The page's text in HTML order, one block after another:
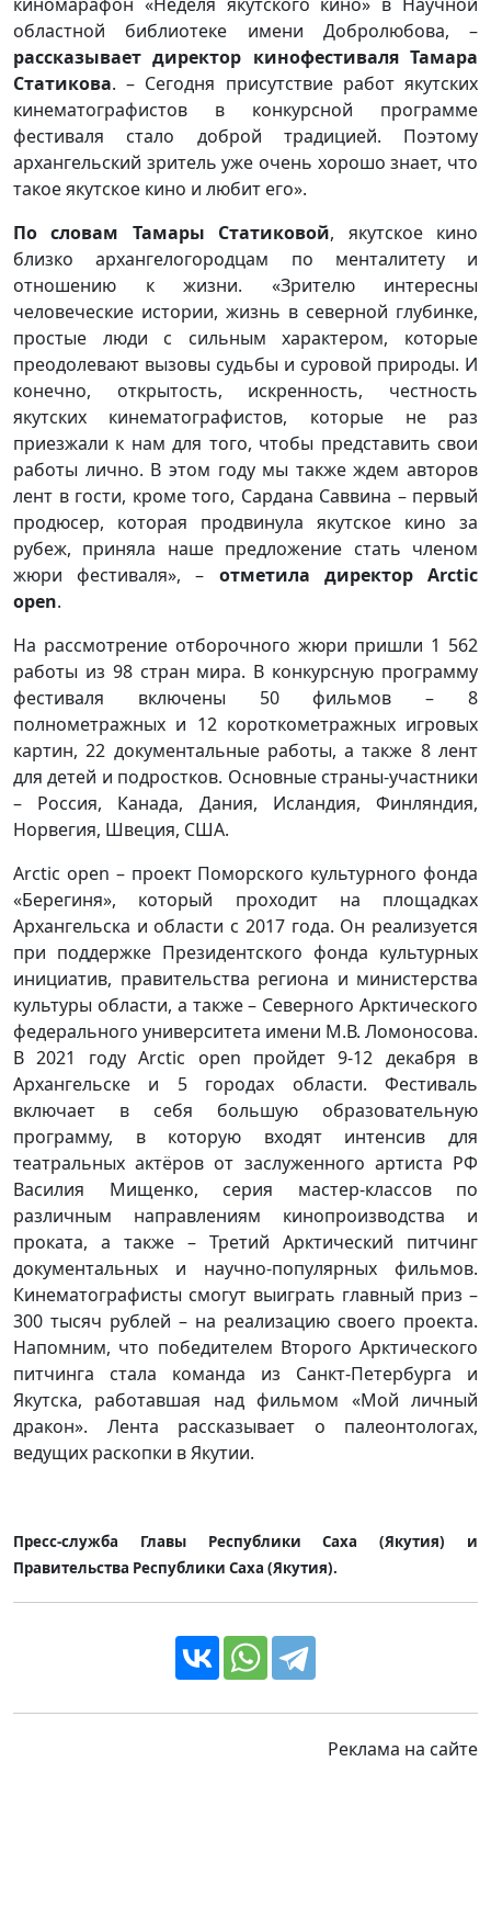
областной библиотеке имени Добролюбова, –
рассказывает директор кинофестиваля Тамара
Статикова. – Сегодня присутствие работ якутских
кинематографистов в конкурсной программе
фестиваля стало доброй традицией. Поэтому
архангельский зритель уже очень хорошо знает, что
такое якутское кино и любит его».
По словам Тамары Статиковой, якутское кино
близко архангелогородцам по менталитету и
отношению к жизни. «Зрителю интересны
человеческие истории, жизнь в северной глубинке,
простые люди с сильным характером, которые
преодолевают вызовы судьбы и суровой природы. И
конечно, открытость, искренность, честность
якутских кинематографистов, которые не раз
приезжали к нам для того, чтобы представить свои
работы лично. В этом году мы также ждем авторов
лент в гости, кроме того, Сардана Саввина – первый
продюсер, которая продвинула якутское кино за
рубеж, приняла наше предложение стать членом
жюри фестиваля», – отметила директор Arctic
open.
На рассмотрение отборочного жюри пришли 1 562
работы из 98 стран мира. В конкурсную программу
фестиваля включены 50 фильмов – 8
полнометражных и 12 короткометражных игровых
картин, 22 документальные работы, а также 8 лент
для детей и подростков. Основные страны-участники
– Россия, Канада, Дания, Исландия, Финляндия,
Норвегия, Швеция, США.
Arctic open – проект Поморского культурного фонда
«Берегиня», который проходит на площадках
Архангельска и области с 2017 года. Он реализуется
при поддержке Президентского фонда культурных
инициатив, правительства региона и министерства
культуры области, а также – Северного Арктического
федерального университета имени М.В. Ломоносова.
В 2021 году Arctic open пройдет 9-12 декабря в
Архангельске и 5 городах области. Фестиваль
включает в себя большую образовательную
программу, в которую входят интенсив для
театральных актёров от заслуженного артиста РФ
Василия Мищенко, серия мастер-классов по
различным направлениям кинопроизводства и
проката, а также – Третий Арктический питчинг
документальных и научно-популярных фильмов.
Кинематографисты смогут выиграть главный приз –
300 тысяч рублей – на реализацию своего проекта.
Напомним, что победителем Второго Арктического
питчинга стала команда из Санкт-Петербурга и
Якутска, работавшая над фильмом «Мой личный
дракон». Лента рассказывает о палеонтологах,
ведущих раскопки в Якутии.
Пресс-служба Главы Республики Саха (Якутия) и
Правительства Республики Саха (Якутия).
Реклама на сайте